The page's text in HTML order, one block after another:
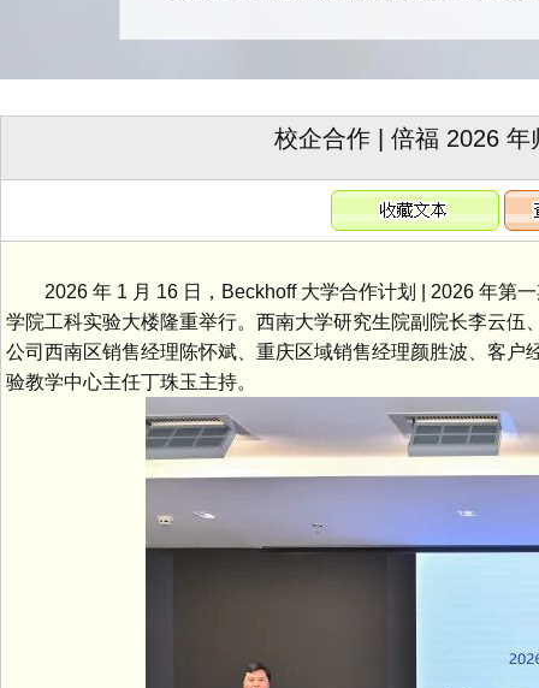
校企合作 | 倍福 2026
2026 年 1 月 16 日，Beckhoff 大学合作计划 | 2026 年第一
学院工科实验大楼隆重举行。西南大学研究生院副院长李云
公司西南区销售经理陈怀斌、重庆区域销售经理颜胜波、客
验教学中心主任丁珠玉主持。